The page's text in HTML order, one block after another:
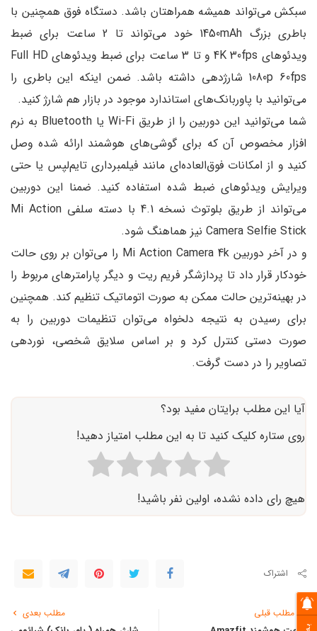
سبکش می‌تواند همیشه همراهتان باشد. دستگاه فوق همچنین با
باطری بزرگ 1450mAh خود می‌تواند تا 2 ساعت برای ضبط
ویدئو‌های 4K 30fps و تا 3 ساعت برای ضبط ویدئوهای Full HD
1080p 60fps شارژدهی داشته باشد. ضمن اینکه این باطری را
می‌توانید با پاوربانک‌های استاندارد موجود در بازار هم شارژ کنید.
شما می‌توانید این دوربین را از طریق Wi-Fi یا Bluetooth به نرم
افزار مخصوص آن که برای گوشی‌های هوشمند ارائه شده وصل
کنید و از امکانات فوق‌العاده‌ای مانند فیلمبرداری تایم‌لپس یا حتی
ویرایش ویدئو‌های ضبط شده استفاده کنید. ضمنا این دوربین
می‌تواند از طریق بلوتوث نسخه 4.1 با دسته سلفی Mi Action
Camera Selfie Stick نیز هماهنگ شود.
و در آخر دوربین Mi Action Camera 4k را می‌توان بر روی حالت
خودکار قرار داد تا پردازشگر فریم ریت و دیگر پارامتر‌های مربوط را
در بهینه‌ترین حالت ممکن به صورت اتوماتیک تنظیم کند. همچنین
برای رسیدن به نتیجه دلخواه می‌توان تنظیمات دوربین را به
صورت دستی کنترل کرد و بر اساس سلایق شخصی، نوردهی
تصاویر را در دست گرفت.
آیا این مطلب برایتان مفید بود؟
روی ستاره کلیک کنید تا به این مطلب امتیاز دهید!
هیچ رای داده نشده، اولین نفر باشید!
اشتراک
مطلب قبلی مطلب بعدی